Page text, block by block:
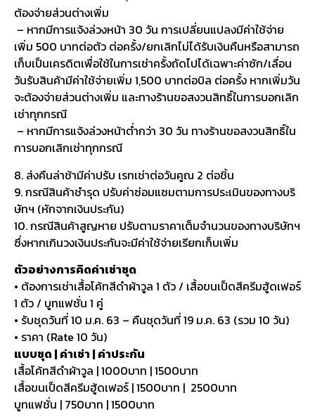
ต้องจ่ายส่วนต่างเพิ่ม
– หากมีการแจ้งล่วงหน้า 30 วัน การเปลี่ยนแปลงมีค่าใช้จ่าย
เพิ่ม 500 บาทต่อตัว ต่อครั้ง/ยกเลิกไม่ได้รับเงินคืนหรือสามารถ
เก็บเป็นเครดิตเพื่อใช้ในการเช่าครั้งถัดไปได้เฉพาะค่าซัก/เลื่อน
วันรับสินค้ามีค่าใช้จ่ายเพิ่ม 1,500 บาทต่อบิล ต่อครั้ง หากเพิ่มวัน
จะต้องจ่ายส่วนต่างเพิ่ม และทางร้านขอสงวนสิทธิ์ในการบอกเลิก
เช่าทุกกรณี
– หากมีการแจ้งล่วงหน้าต่ำกว่า 30 วัน ทางร้านขอสงวนสิทธิ์ใน
การบอกเลิกเช่าทุกกรณี
8. ส่งคืนล่าช้ามีค่าปรับ เรทเช่าต่อวันคูณ 2 ต่อชิ้น
9. กรณีสินค้าชำรุด ปรับค่าซ่อมแซมตามการประเมินของทางบริ
ษัทฯ (หักจากเงินประกัน)
10. กรณีสินค้าสูญหาย ปรับตามราคาเต็มจำนวนของทางบริษัทฯ
ซึ่งหากเกินวงเงินประกันจะมีค่าใช้จ่ายเรียกเก็บเพิ่ม
ตัวอย่างการคิดค่าเช่าชุด
• ต้องการเช่าเสื้อโค้ทสีดำผ้าวูล 1 ตัว / เสื้อขนเป็ดสีครีมฮู้ดเฟอร์
1 ตัว / บูทแฟชั่น 1 คู่
• รับชุดวันที่ 10 ม.ค. 63 – คืนชุดวันที่ 19 ม.ค. 63 (รวม 10 วัน)
• ราคา (Rate 10 วัน)
แบบชุด | ค่าเช่า | ค่าประกัน
เสื้อโค้ทสีดำผ้าวูล | 1000บาท | 1500บาท
เสื้อขนเป็ดสีครีมฮู้ดเฟอร์ | 1500บาท | 2500บาท
บูทแฟชั่น | 750บาท | 1500บาท